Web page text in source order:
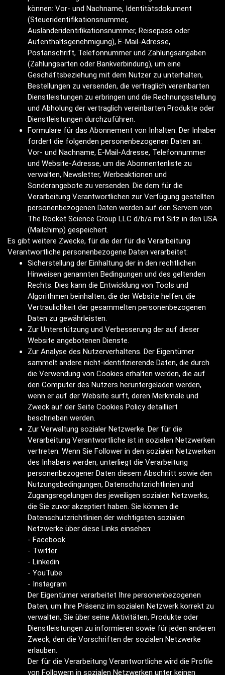
können: Vor- und Nachname, Identitätsdokument
(Steueridentifikationsnummer,
Ausländeridentifikationsnummer, Reisepass oder
Aufenthaltsgenehmigung), E-Mail-Adresse,
Postanschrift, Telefonnummer und Zahlungsangaben
(Zahlungsarten oder Bankverbindung), um eine
Geschäftsbeziehung mit dem Nutzer zu unterhalten,
Bestellungen zu versenden, die vertraglich vereinbarten
Dienstleistungen zu erbringen und die Rechnungsstellung
und Abholung der vertraglich vereinbarten Produkte oder
Dienstleistungen durchzuführen.
Formulare für das Abonnement von Inhalten: Der Inhaber
fordert die folgenden personenbezogenen Daten an:
Vor- und Nachname, E-Mail-Adresse, Telefonnummer
und Website-Adresse, um die Abonnentenliste zu
verwalten, Newsletter, Werbeaktionen und
Sonderangebote zu versenden. Die dem für die
Verarbeitung Verantwortlichen zur Verfügung gestellten
personenbezogenen Daten werden auf den Servern von
The Rocket Science Group LLC d/b/a mit Sitz in den USA
(Mailchimp) gespeichert.
Es gibt weitere Zwecke, für die der für die Verarbeitung
Verantwortliche personenbezogene Daten verarbeitet:
Sicherstellung der Einhaltung der in den rechtlichen
Hinweisen genannten Bedingungen und des geltenden
Rechts. Dies kann die Entwicklung von Tools und
Algorithmen beinhalten, die der Website helfen, die
Vertraulichkeit der gesammelten personenbezogenen
Daten zu gewährleisten.
Zur Unterstützung und Verbesserung der auf dieser
Website angebotenen Dienste.
Zur Analyse des Nutzerverhaltens. Der Eigentümer
sammelt andere nicht-identifizierende Daten, die durch
die Verwendung von Cookies erhalten werden, die auf
den Computer des Nutzers heruntergeladen werden,
wenn er auf der Website surft, deren Merkmale und
Zweck auf der Seite Cookies Policy detailliert
beschrieben werden.
Zur Verwaltung sozialer Netzwerke. Der für die
Verarbeitung Verantwortliche ist in sozialen Netzwerken
vertreten. Wenn Sie Follower in den sozialen Netzwerken
des Inhabers werden, unterliegt die Verarbeitung
personenbezogener Daten diesem Abschnitt sowie den
Nutzungsbedingungen, Datenschutzrichtlinien und
Zugangsregelungen des jeweiligen sozialen Netzwerks,
die Sie zuvor akzeptiert haben. Sie können die
Datenschutzrichtlinien der wichtigsten sozialen
Netzwerke über diese Links einsehen:
- Facebook
- Twitter
- Linkedin
- YouTube
- Instagram
Der Eigentümer verarbeitet Ihre personenbezogenen
Daten, um Ihre Präsenz im sozialen Netzwerk korrekt zu
verwalten, Sie über seine Aktivitäten, Produkte oder
Dienstleistungen zu informieren sowie für jeden anderen
Zweck, den die Vorschriften der sozialen Netzwerke
erlauben.
Der für die Verarbeitung Verantwortliche wird die Profile
von Followern in sozialen Netzwerken unter keinen